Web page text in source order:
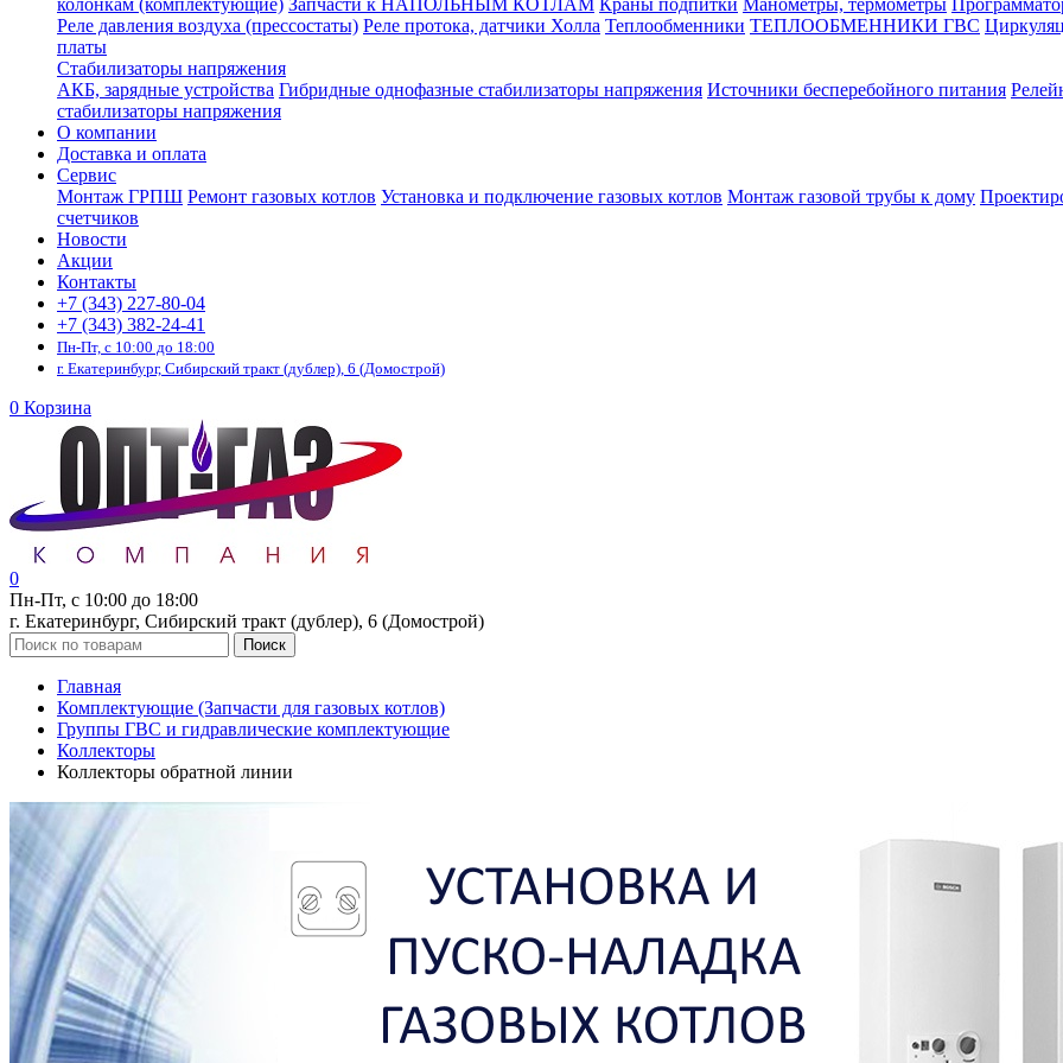
колонкам (комплектующие) Запчасти к НАПОЛЬНЫМ КОТЛАМ Краны подпитки Манометры, термометры
Реле давления воздуха (прессостаты) Реле протока, датчики Холла Теплообменники ТЕПЛООБМЕННИКИ ГВС
платы
Стабилизаторы напряжения
АКБ, зарядные устройства Гибридные однофазные стабилизаторы напряжения Источники бесперебойного питания
стабилизаторы напряжения
О компании
Доставка и оплата
Сервис
Монтаж ГРПШ Ремонт газовых котлов Установка и подключение газовых котлов Монтаж газовой трубы к дому
счетчиков
Новости
Акции
Контакты
+7 (343) 227-80-04
+7 (343) 382-24-41
Пн-Пт, с 10:00 до 18:00
г. Екатеринбург, Сибирский тракт (дублер), 6 (Домострой)
0 Корзина
0
Пн-Пт, с 10:00 до 18:00
г. Екатеринбург, Сибирский тракт (дублер), 6 (Домострой)
Поиск
Главная
Комплектующие (Запчасти для газовых котлов)
Группы ГВС и гидравлические комплектующие
Коллекторы
Коллекторы обратной линии